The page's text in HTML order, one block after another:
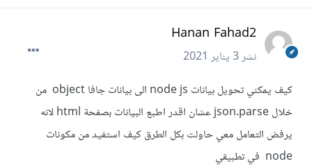
Hanan Fahad2
نشر3 يناير 2021
كيف يمكني تحويل بيانات node js الى بيانات جافا object من
خلال json.parse عشان اقدر اطبع البيانات بصفحة html لانه
يرفض التعامل معي حاولت بكل الطرق كيف استفيد من مكونات
node في تطبيقي